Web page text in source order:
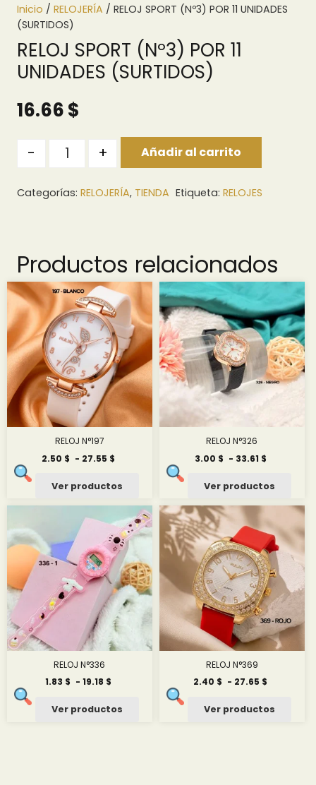
Inicio / RELOJERÍA / RELOJ SPORT (Nº3) POR 11 UNIDADES
(SURTIDOS)
RELOJ SPORT (Nº3) POR 11
UNIDADES (SURTIDOS)
16.66$
- + Añadir al carrito
Categorías: RELOJERÍA, TIENDA Etiqueta: RELOJES
Productos relacionados
RELOJ N°197
2.50 $ - 27.55 $
desde
2.50 $
hasta
27.55 $
Ver productos
RELOJ N°326
3.00 $ - 33.61 $
desde
3.00 $
hasta
33.61 $
Ver productos
RELOJ N°336
1.83 $ - 19.18 $
desde
Ver productos
RELOJ N°369
2.40 $ - 27.65 $
desde
Ver productos